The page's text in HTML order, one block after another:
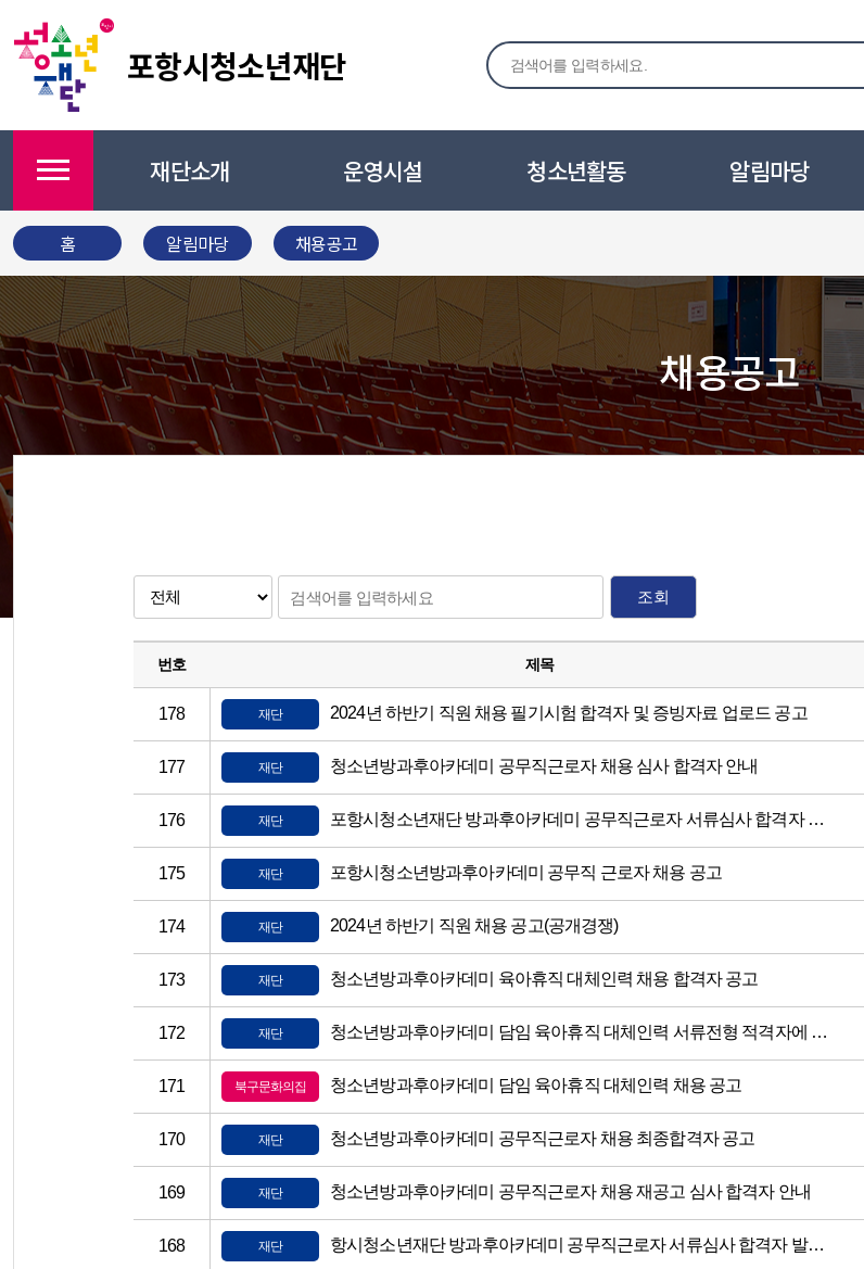
포항시청소년재단
재단소개 운영시설 청소년활동 알림마당
홈 알림마당 채용공고
채용공고
조회
번호 제목
178 재단 2024년 하반기 직원 채용 필기시험 합격자 및 증빙자료 업로드 공고
177 재단 청소년방과후아카데미 공무직근로자 채용 심사 합격자 안내
176 재단 포항시청소년재단 방과후아카데미 공무직근로자 서류심사 합격자 발표 및
175 재단 포항시청소년방과후아카데미 공무직 근로자 채용 공고
174 재단 2024년 하반기 직원 채용 공고(공개경쟁)
173 재단 청소년방과후아카데미 육아휴직 대체인력 채용 합격자 공고
172 재단 청소년방과후아카데미 담임 육아휴직 대체인력 서류전형 적격자
171 북구문화의집 청소년방과후아카데미 담임 육아휴직 대체인력 채용 공고
170 재단 청소년방과후아카데미 공무직근로자 채용 최종합격자 공고
169 재단 청소년방과후아카데미 공무직근로자 채용 재공고 심사 합격자 안내
168 재단 항시청소년재단 방과후아카데미 공무직근로자 서류심사 합격자 발표 및 면